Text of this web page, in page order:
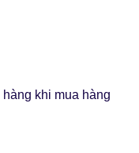
khi mua hàng